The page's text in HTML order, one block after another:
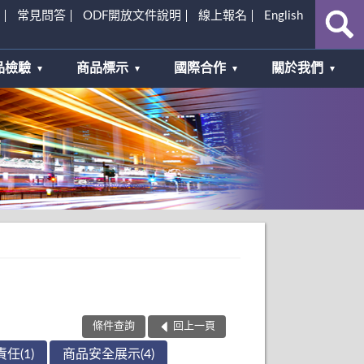
常見問答 ODF開放文件說明 線上報名 English
檢驗 商品標示 國際合作 關於我們
條件查詢 回上一頁
任(1) 商品安全展示(4)